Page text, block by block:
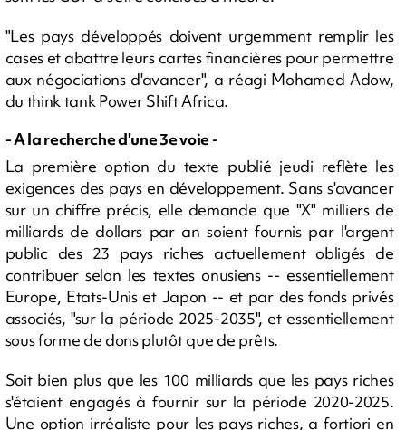
"Les pays développés doivent urgemment remplir les
cases et abattre leurs cartes financières pour permettre
aux négociations d'avancer", a réagi Mohamed Adow,
du think tank Power Shift Africa.
- A la recherche d'une 3e voie -
La première option du texte publié jeudi reflète les
exigences des pays en développement. Sans s'avancer
sur un chiffre précis, elle demande que "X" milliers de
milliards de dollars par an soient fournis par l'argent
public des 23 pays riches actuellement obligés de
contribuer selon les textes onusiens -- essentiellement
Europe, Etats-Unis et Japon -- et par des fonds privés
associés, "sur la période 2025-2035", et essentiellement
sous forme de dons plutôt que de prêts.
Soit bien plus que les 100 milliards que les pays riches
s'étaient engagés à fournir sur la période 2020-2025.
Une option irréaliste pour les pays riches, a fortiori en